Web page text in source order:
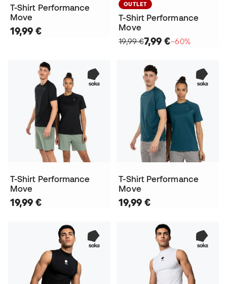
T-Shirt Performance
Move
19,99 €
OUTLET
T-Shirt Performance
Move
19,99 €7,99 €−60%
T-Shirt Performance
Move
19,99 €
T-Shirt Performance
Move
19,99 €